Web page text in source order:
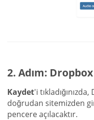
2. Adım:
Kaydet'i
doğrudan sitemizden
pencere açılacaktır.